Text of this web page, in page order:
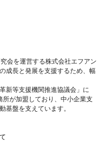
会を運営する株式会社エフアン
成長と発展を支援するため、幅
新等支援機関推進協議会」に
が加盟しており、中小企業支
基盤を支えています。